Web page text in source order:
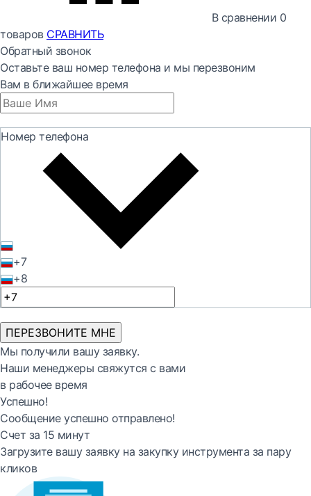
В сравнении 0
товаров СРАВНИТЬ
Обратный звонок
Оставьте ваш номер телефона и мы перезвоним
Вам в ближайшее время
Номер телефона
+7
+8
ПЕРЕЗВОНИТЕ МНЕ
Мы получили вашу заявку.
Наши менеджеры свяжутся с вами
в рабочее время
Успешно!
Сообщение успешно отправлено!
Счет за 15 минут
Загрузите вашу заявку на закупку инструмента за пару
кликов